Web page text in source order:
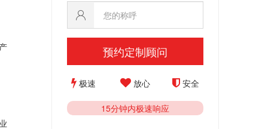
预约定制顾问
极速 放心 安全
15分钟内极速响应